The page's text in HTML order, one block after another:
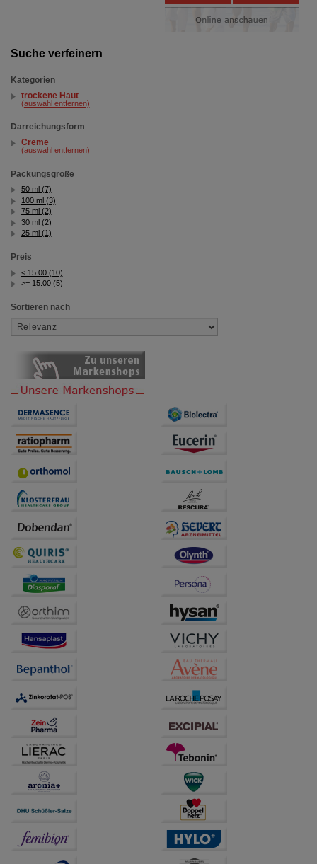
Bitte beachten Sie, dass Daten hierfür teilweise an
Dritte wie z.B. Google oder soziale Medien
Suche verfeinern
Kategorien
trockene Haut
(auswahl entfernen)
Darreichungsform
Creme
(auswahl entfernen)
Packungsgröße
50 ml (7)
100 ml (3)
75 ml (2)
30 ml (2)
25 ml (1)
Preis
< 15.00 (10)
>= 15.00 (5)
Sortieren nach